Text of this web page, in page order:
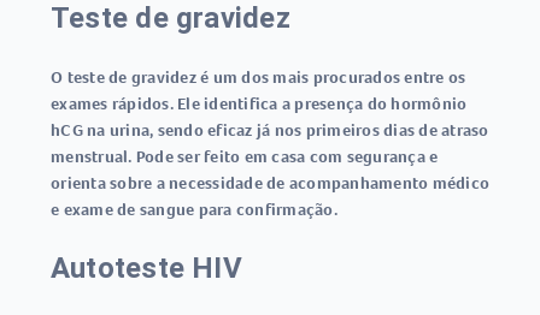
Teste de gravidez
O teste de gravidezé um dos mais procurados entre os
exames rápidos. Ele identifica a presença do hormônio
hCG na urina, sendo eficaz já nos primeiros dias de atraso
menstrual. Pode ser feito em casa com segurança e
orienta sobre a necessidade de acompanhamento médico
e exame de sangue para confirmação.
Autoteste HIV